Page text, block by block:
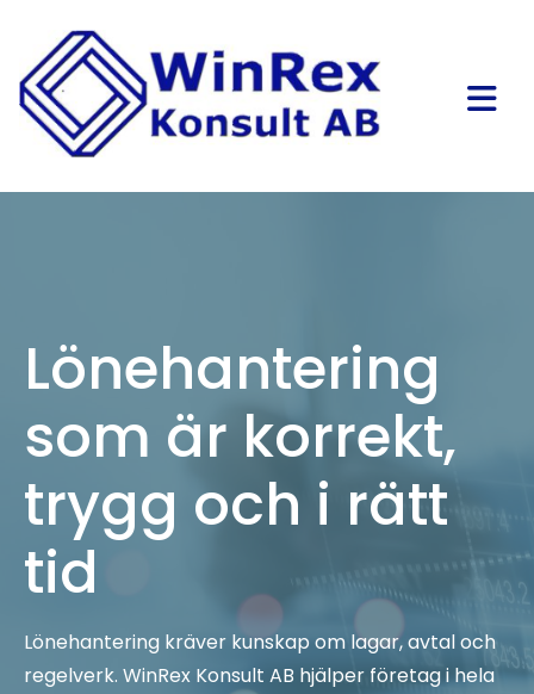
Lönehantering
som är korrekt,
trygg och i rätt
tid
Lönehantering kräver kunskap om lagar, avtal och
regelverk. WinRex Konsult AB hjälper företag i hela